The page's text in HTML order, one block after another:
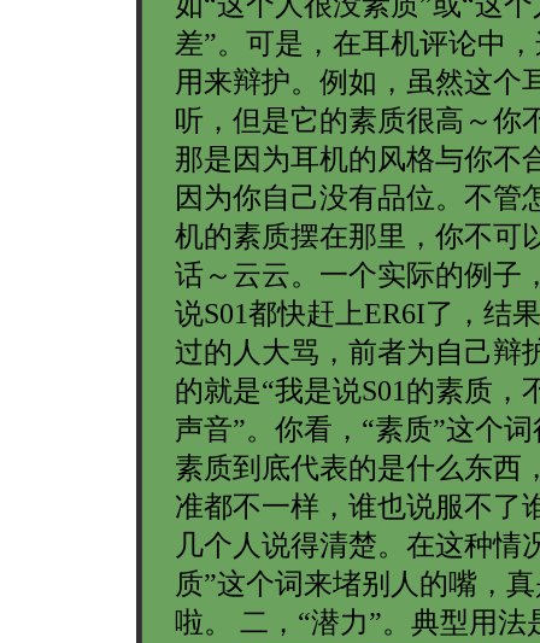
差”。可是，在耳机评论中
用来辩护。例如，虽然这个
听，但是它的素质很高～你
那是因为耳机的风格与你不
因为你自己没有品位。不管
机的素质摆在那里，你不可
话～云云。一个实际的例子
说S01都快赶上ER6I了，结
过的人大骂，前者为自己辩
的就是“我是说S01的素质，
声音”。你看，“素质”这个
素质到底代表的是什么东西
准都不一样，谁也说服不了
几个人说得清楚。在这种情
质”这个词来堵别人的嘴，
啦。 二，“潜力”。典型用法